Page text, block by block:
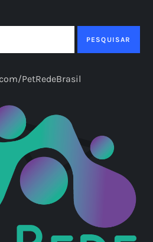
PESQUISAR
PetRedeBrasil